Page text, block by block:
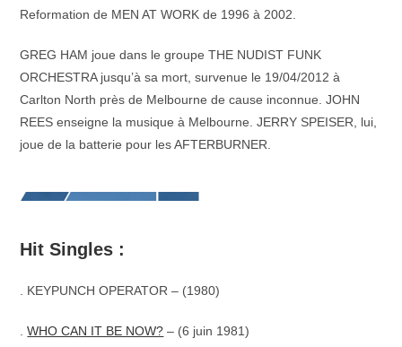
Reformation de MEN AT WORK de 1996 à 2002.
GREG HAM joue dans le groupe THE NUDIST FUNK
ORCHESTRA jusqu’à sa mort, survenue le 19/04/2012 à
Carlton North près de Melbourne de cause inconnue. JOHN
REES enseigne la musique à Melbourne. JERRY SPEISER, lui,
joue de la batterie pour les AFTERBURNER.
Hit Singles :
KEYPUNCH OPERATOR – (1980)
.WHO CAN IT BE NOW? – (6 juin 1981)